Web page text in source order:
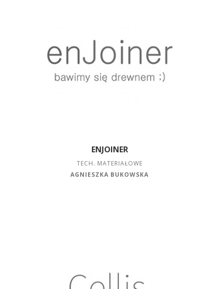
ENJOINER
TECH. MATERIAŁOWE
AGNIESZKA BUKOWSKA